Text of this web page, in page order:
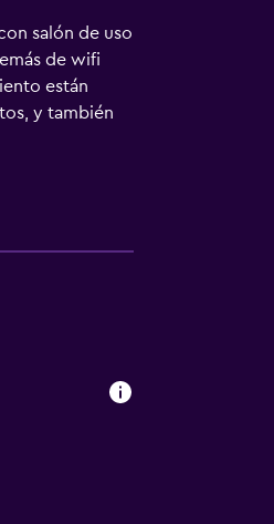
salón de uso
de wifi
están
y también
está